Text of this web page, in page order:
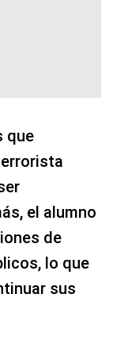
que
el alumno
de
lo que
sus